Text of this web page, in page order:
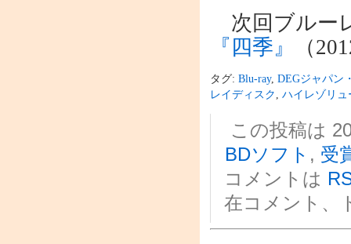
次回ブルー
『四季』
（
タグ: Blu-ray, DEGジャパン
レイディスク, ハイレゾリ
この投稿は
BDソフト , 受
コメントは
在コメント、